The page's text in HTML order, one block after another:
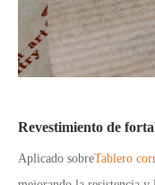
Revestimiento de
Aplicado sobreTablero